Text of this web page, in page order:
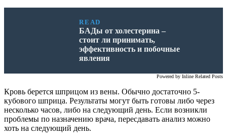
READ
БАДы от холестерина –
стоит ли принимать,
эффективность и побочные
явления
Powered by Inline Related Posts
Кровь берется шприцом из вены. Обычно достаточно 5-
кубового шприца. Результаты могут быть готовы либо через
несколько часов, либо на следующий день. Если возникли
проблемы по назначению врача, пересдавать анализ можно
хоть на следующий день.